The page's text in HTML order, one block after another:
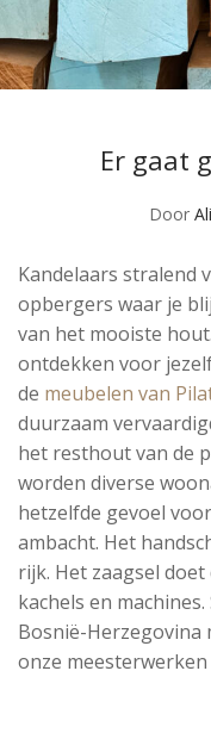
Er gaat
Door
Kandelaars stralend
opbergers waar je
van het mooiste
ontdekken voor
de meubelen van
duurzaam
het resthout van de
worden diverse
hetzelfde gevoel
ambacht. Het
rijk. Het zaagsel
kachels en
Bosnië-Herzegovina
onze